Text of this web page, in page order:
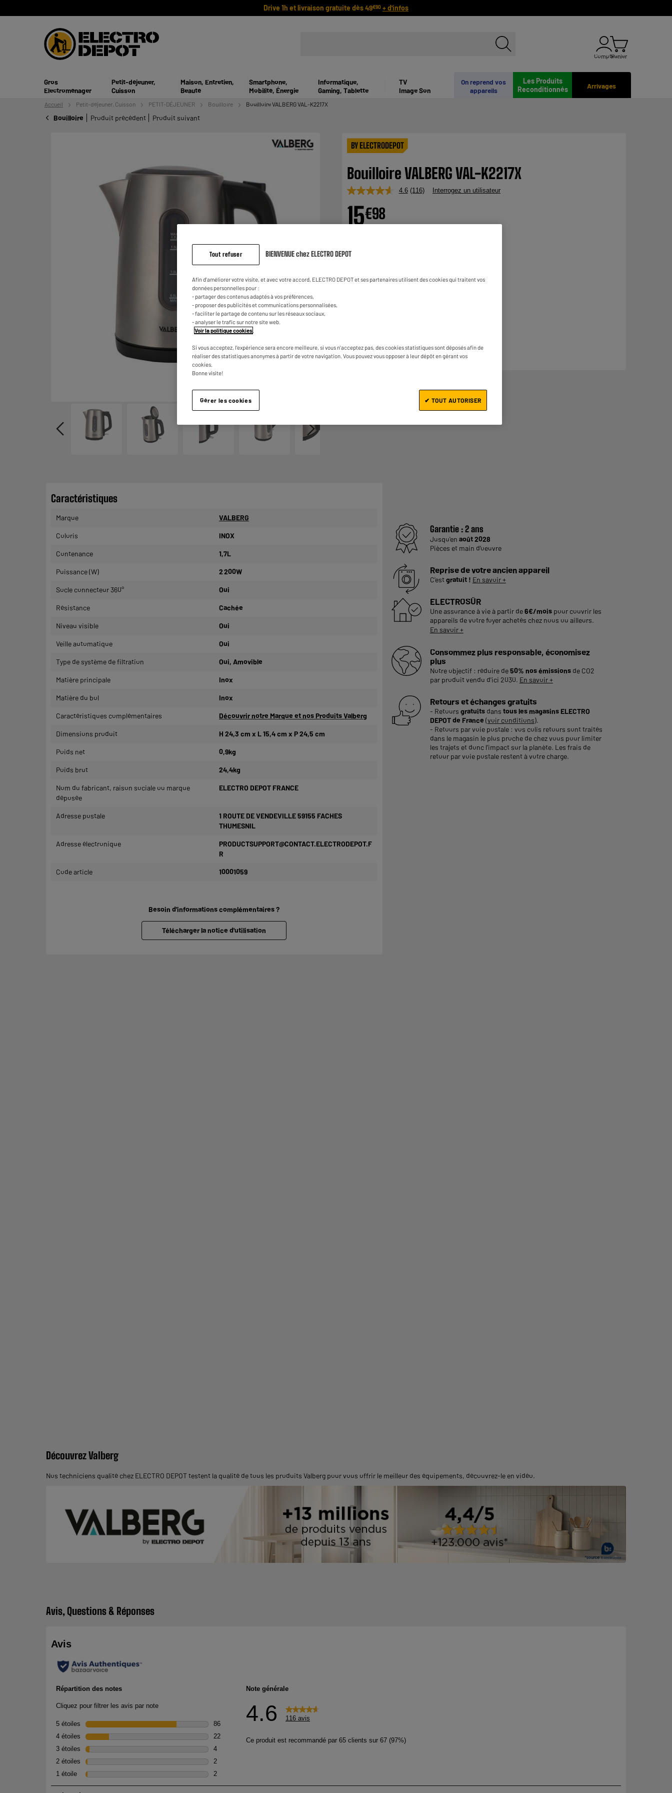
Drive 1h et livraison gratuite dès 49€90 + d'infos
ComptePanier
Arrivages
Les Produits
Reconditionnés
On reprend vos
appareils
Gros
Electroménager
Petit-déjeuner,
Cuisson
Maison, Entretien,
Beauté
Smartphone,
Mobilité, Énergie
Informatique,
Gaming, Tablette
TV
Image Son
Accueil Petit-déjeuner, Cuisson PETIT-DÉJEUNER Bouilloire Bouilloire VALBERG VAL-K2217X
Bouilloire Produit précédent Produit suivant
BY ELECTRODEPOT
Bouilloire VALBERG VAL-K2217X
4.6 Lire
sur
(116) Interrogez un utilisateur
15€98
Garantie :2 ans
Jusqu'en août 2028
Pièces et main d'oeuvre
Reprise de votre ancien appareil
C'estgratuit ! En savoir +
ELECTROSÛR
Une assurance à vie à partir de6€/moispour couvrir les
appareils de votre foyer achetés chez nous ou ailleurs.
En savoir +
Consommez plus responsable, économisez
plus
Notre objectif : réduire de50% nos émissionsde CO2
par produit vendu d'ici 2030. En savoir +
Retours et échanges gratuits
- Retours gratuitsdans tous les magasins ELECTRO
DEPOT de France (voir conditions).
- Retours par voie postale : vos colis retours sont traités
dans le magasin le plus proche de chez vous pour limiter
les trajets et donc l’impact sur la planète. Les frais de
retour par voie postale restent à votre charge.
Caractéristiques
Marque VALBERG
Coloris INOX
Contenance 1,7L
Puissance (W) 2 200W
Socle connecteur 360° Oui
Résistance Cachée
Niveau visible Oui
Veille automatique Oui
Type de système de filtration Oui, Amovible
Matière principale Inox
Matière du bol Inox
Caractéristiques complémentaires Découvrir notre Marque et nos Produits Valberg
Dimensions produit H 24,3 cm x L 15,4 cm x P 24,5 cm
Poids net 0,9kg
Poids brut 24,4kg
Nom du fabricant, raison sociale ou marque
déposée
ELECTRO DEPOT FRANCE
Adresse postale
1 ROUTE DE VENDEVILLE 59155 FACHES
THUMESNIL
Adresse électronique
PRODUCTSUPPORT@CONTACT.ELECTRODEPOT.F
R
Code article 10001059
Besoin d'informations complémentaires ?
Télécharger la notice d'utilisation
Découvrez Valberg
Nos techniciens qualité chez ELECTRO DEPOT testent la qualité de tous les produits Valberg pour vous offrir le meilleur des équipements, découvrez-le en vidéo.
Avis, Questions & Réponses
Tout refuser BIENVENUE chez ELECTRO DEPOT
Afin d'améliorer votre visite, et avec votre accord, ELECTRO DEPOT et ses partenaires utilisent des cookies qui traitent vos
données personnelles pour :
- partager des contenus adaptés à vos préférences,
- proposer des publicités et communications personnalisées,
- faciliter le partage de contenu sur les réseaux sociaux,
- analyser le trafic sur notre site web.
Voir la politique cookies
Si vous acceptez, l'expérience sera encore meilleure, si vous n'acceptez pas, des cookies statistiques sont déposés afin de
réaliser des statistiques anonymes à partir de votre navigation. Vous pouvez vous opposer à leur dépôt en gérant vos
cookies.
Bonne visite!
Gérer les cookies ✔ TOUT AUTORISER